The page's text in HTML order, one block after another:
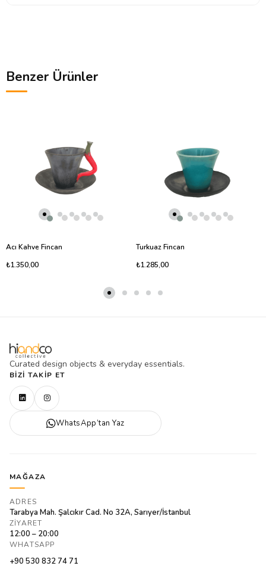
Benzer Ürünler
Acı Kahve Fincan
₺1.350,00
Turkuaz Fincan
₺1.285,00
Curated design objects & everyday essentials.
BIZI TAKIP ET
WhatsApp’tan Yaz
MAĞAZA
ADRES
Tarabya Mah. Şalcıkır Cad. No 32A, Sarıyer/İstanbul
ZIYARET
12:00 – 20:00
WHATSAPP
+90 530 832 74 71